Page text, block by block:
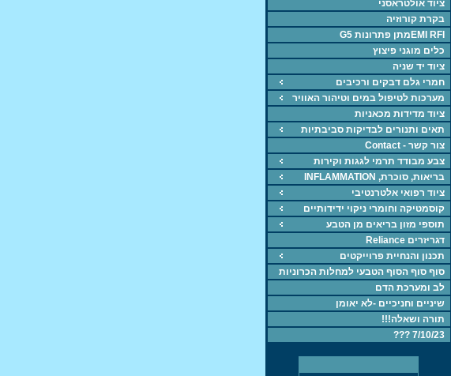
ציוד אולטראסני
בקרת קורוזיה
EMI RFIמתן פתרונות G5
כלים מוגני פיצוץ
ציוד יד שניה
חמרי גלם דבקים ורכיבים
מערכות לטיפול במים וטיהור האוויר
ציוד מדידות מכאניות
תאים ותנורים לבדיקות סביבתיות
צור קשר - Contact
צבע מבודד תרמי לגגות וקירות
בריאות, סוכרת, INFLAMMATION
ציוד רפואי אלטרנטיבי
קוסמטיקה וחומרי ניקוי ידידותיים
תוספי מזון בריאים מן הטבע
דגריזרים Reliance
תכנון והנחיית פרוייקטים
סוף סוף הסוף הטבעי למחלות הכרוניות
לב ומערכת הדם
שיניים וחניכיים -לא יאומן
תורה ושאלה!!!
7/10/23 ???